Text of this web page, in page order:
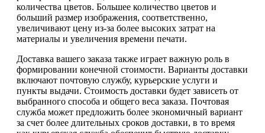
количества цветов. Большее количество цветов и
больший размер изображения, соответственно,
увеличивают цену из-за более высоких затрат на
материалы и увеличения времени печати.
Доставка вашего заказа также играет важную роль в
формировании конечной стоимости. Варианты доставки
включают почтовую службу, курьерские услуги и
пункты выдачи. Стоимость доставки будет зависеть от
выбранного способа и общего веса заказа. Почтовая
служба может предложить более экономичный вариант
за счет более длительных сроков доставки, в то время